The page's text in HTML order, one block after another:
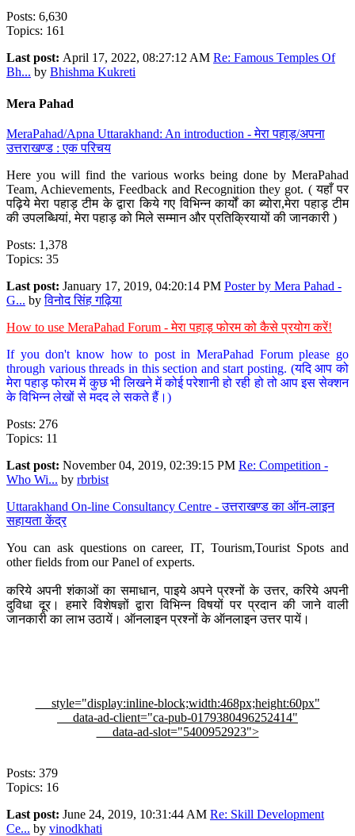
Posts: 6,630
Topics: 161
Last post: April 17, 2022, 08:27:12 AM Re: Famous Temples Of
Bh... by Bhishma Kukreti
Mera Pahad
MeraPahad/Apna Uttarakhand: An introduction - मेरा पहाड़/अपना
उत्तराखण्ड : एक परिचय
Here you will find the various works being done by MeraPahad
Team, Achievements, Feedback and Recognition they got. ( यहाँ पर
पढ़िये मेरा पहाड़ टीम के द्वारा किये गए विभिन्न कार्यों का ब्योरा,मेरा पहाड़ टीम
की उपलब्धियां, मेरा पहाड़ को मिले सम्मान और प्रतिक्रियायों की जानकारी )
Posts: 1,378
Topics: 35
Last post: January 17, 2019, 04:20:14 PM Poster by Mera Pahad -
G... byविनोद सिंह गढ़िया
How to use MeraPahad Forum - मेरा पहाड़ फोरम को कैसे प्रयोग करें!
If you don't know how to post in MeraPahad Forum please go
through various threads in this section and start posting. (यदि आप को
मेरा पहाड़ फोरम में कुछ भी लिखने में कोई परेशानी हो रही हो तो आप इस सेक्शन
के विभिन्न लेखों से मदद ले सकते हैं।)
Posts: 276
Topics: 11
Last post: November 04, 2019, 02:39:15 PM Re: Competition -
Who Wi... by rbrbist
Uttarakhand On-line Consultancy Centre - उत्तराखण्ड का ऑन-लाइन
सहायता केंद्र
You can ask questions on career, IT, Tourism,Tourist Spots and
other fields from our Panel of experts.
करिये अपनी शंकाओं का समाधान, पाइये अपने प्रश्नों के उत्तर, करिये अपनी
दुविधा दूर। हमारे विशेषज्ञों द्वारा विभिन्न विषयों पर प्रदान की जाने वाली
जानकारी का लाभ उठायें। ऑनलाइन प्रश्नों के ऑनलाइन उत्तर पायें।
style="display:inline-block;width:468px;height:60px"
data-ad-client="ca-pub-0179380496252414"
data-ad-slot="5400952923">
Posts: 379
Topics: 16
Last post: June 24, 2019, 10:31:44 AM Re: Skill Development
Ce... by vinodkhati